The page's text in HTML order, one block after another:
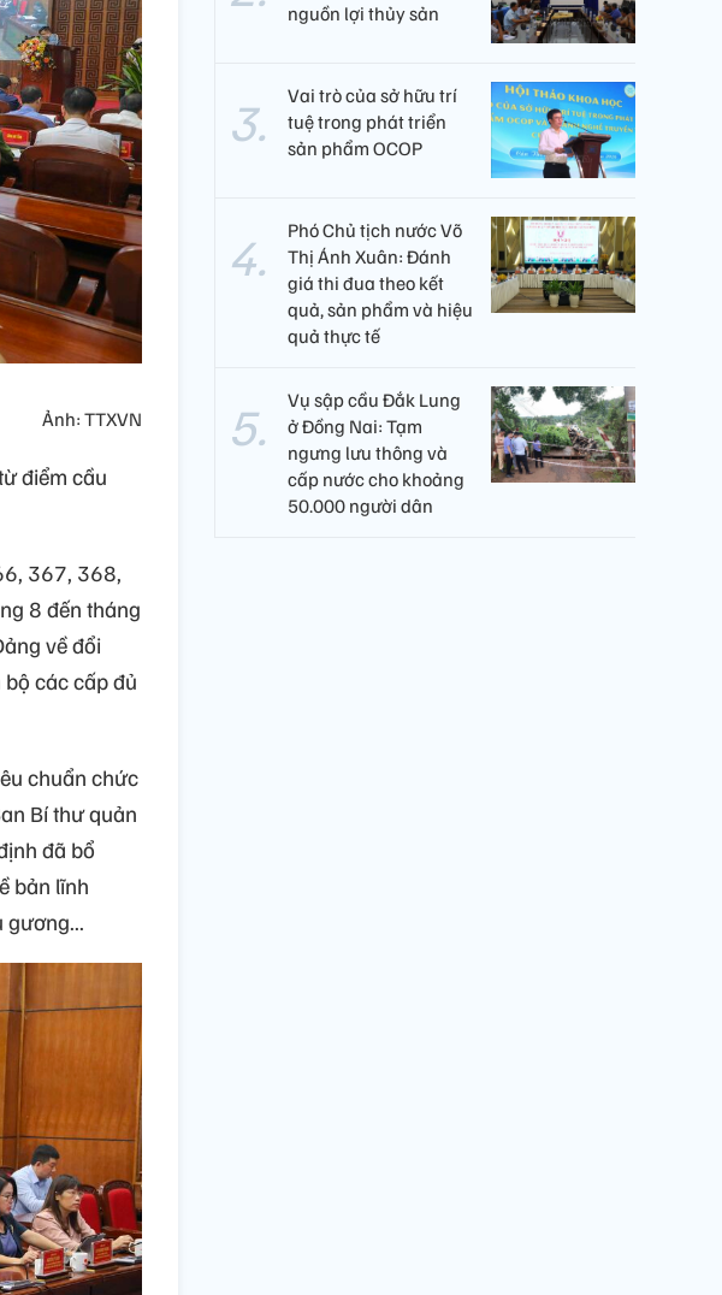
Ảnh: TTXVN
điểm cầu
367, 368,
8 đến tháng
về đổi
các cấp đủ
chuẩn chức
Bí thư quản
đã bổ
bản lĩnh
gương...
nguồn lợi thủy sản
Vai trò của sở hữu trí
tuệ trong phát triển
sản phẩm OCOP
Phó Chủ tịch nước Võ
Thị Ánh Xuân: Đánh
giá thi đua theo kết
quả, sản phẩm và hiệu
quả thực tế
Vụ sập cầu Đắk Lung
ở Đồng Nai: Tạm
ngưng lưu thông và
cấp nước cho khoảng
50.000 người dân